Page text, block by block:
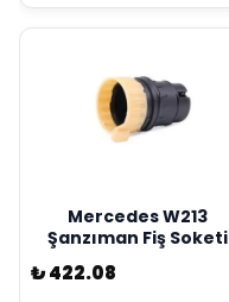
Mercedes W213
Şanzıman Fiş Soketi
Kostal Marka
A2035400253
₺ 422.08